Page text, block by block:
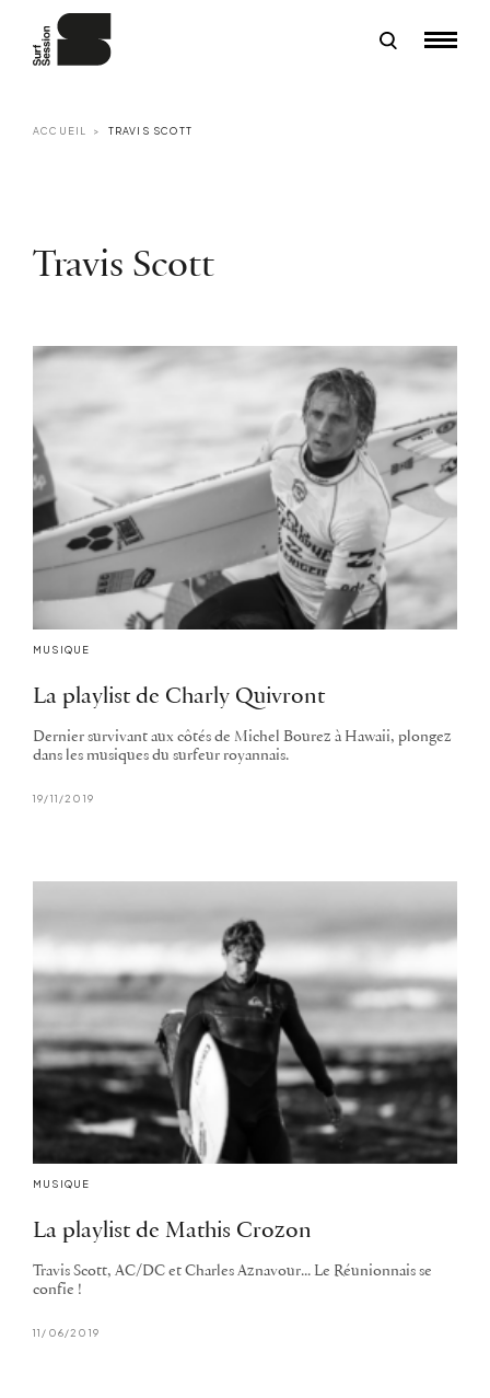
ACCUEIL TRAVIS SCOTT
Travis Scott
MUSIQUE
La playlist de Charly Quivront
Dernier survivant aux côtés de Michel Bourez à Hawaii, plongez
dans les musiques du surfeur royannais.
19/11/2019
MUSIQUE
La playlist de Mathis Crozon
Travis Scott, AC/DC et Charles Aznavour... Le Réunionnais se
confie !
11/06/2019